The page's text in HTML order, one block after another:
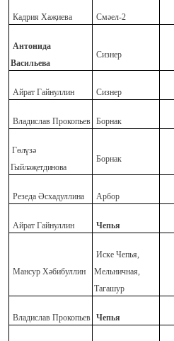
Кадрия Хаҗиева Смәел-2
Антонида
Васильева
Сизнер
Айрат Гайнуллин Сизнер
Владислав Прокопьев Борнак
Гөлүзә
Гыйләҗетдинова
Борнак
Резеда Әсхадуллина Арбор
Айрат Гайнуллин Чепья
Мансур Хәбибуллин
Иске Чепья,
Мельничная,
Тагашур
Владислав Прокопьев Чепья